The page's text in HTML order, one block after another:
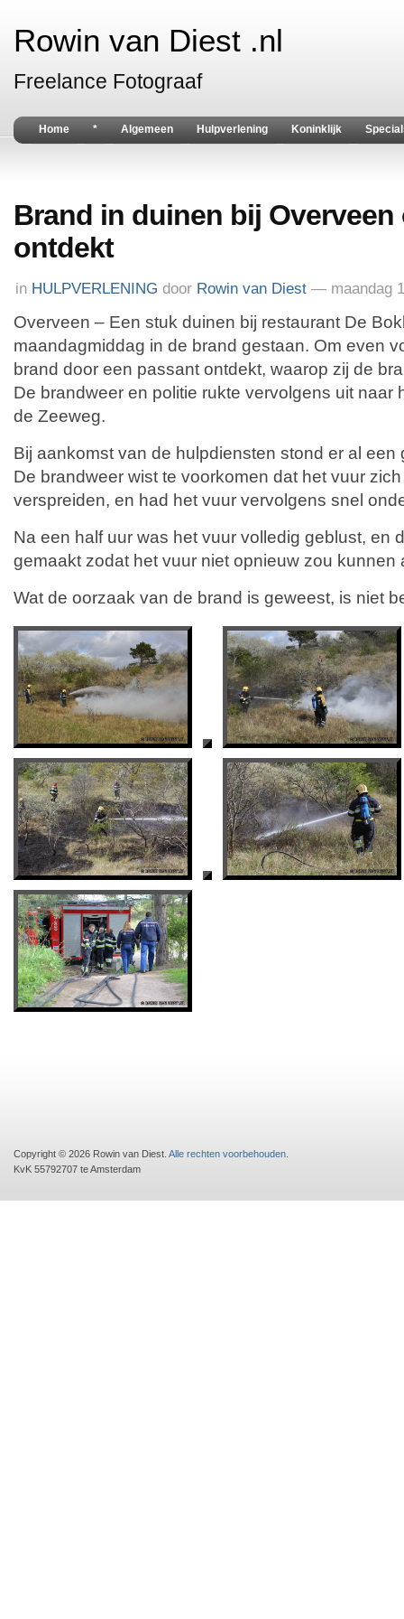
Rowin van Diest .nl
Freelance Fotograaf
Home * Algemeen Hulpverlening Koninklijk
Brand in duinen bij
ontdekt
in HULPVERLENING door Rowin van Diest — maandag
Overveen – Een stuk duinen bij restaurant De
maandagmiddag in de brand gestaan. Om even
brand door een passant ontdekt, waarop zij de
De brandweer en politie rukte vervolgens uit naar
de Zeeweg.
Bij aankomst van de hulpdiensten stond er al een
De brandweer wist te voorkomen dat het vuur
verspreiden, en had het vuur vervolgens snel
Na een half uur was het vuur volledig geblust, en
gemaakt zodat het vuur niet opnieuw zou kunnen
Wat de oorzaak van de brand is geweest, is niet
Copyright © 2026 Rowin van Diest. Alle rechten voorbehouden
KvK 55792707 te Amsterdam